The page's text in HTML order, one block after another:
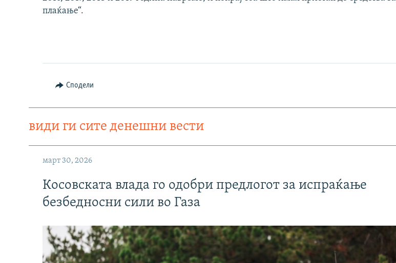
плаќање“.
Сподели
види ги сите денешни вести
март 30, 2026
Косовската влада го одобри предлогот за испраќање
безбедносни сили во Газа